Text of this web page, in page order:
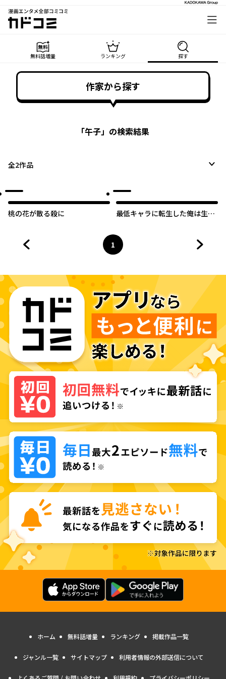
漫画エンタメ全部コミコミ
カドコミ
無料話増量 ランキング 探す
作家から探す
「午子」の検索結果
全2作品
桃の花が散る殺に
最低キャラに転生した俺は生き
ページ
1
へ
ホーム 無料話増量 ランキング 掲載作品一覧
ジャンル一覧 サイトマップ 利用者情報の外部送信について